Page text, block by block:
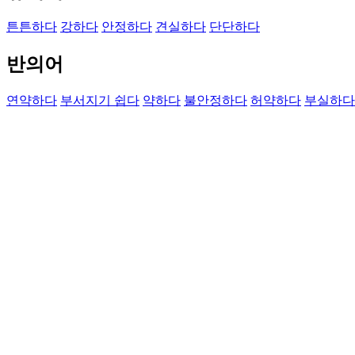
튼튼하다 강하다 안정하다 견실하다 단단하다
반의어
연약하다 부서지기 쉽다 약하다 불안정하다 허약하다 부실하다